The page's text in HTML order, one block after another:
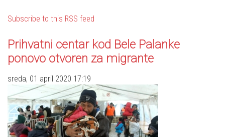
Subscribe to this RSS feed
Prihvatni centar kod Bele Palanke
ponovo otvoren za migrante
sreda, 01 april 2020 17:19